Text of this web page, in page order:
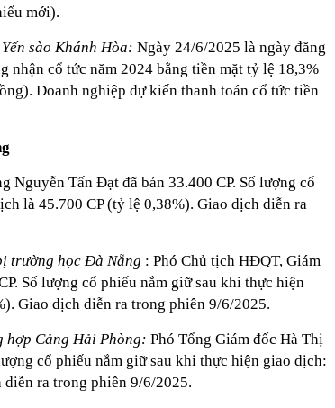
mới).
sào Khánh Hòa: Ngày 24/6/2025 là ngày đăng
nhận cổ tức năm 2024 bằng tiền mặt tỷ lệ 18,3%
Doanh nghiệp dự kiến thanh toán cổ tức tiền
Nguyễn Tấn Đạt đã bán 33.400 CP. Số lượng cổ
là 45.700 CP (tỷ lệ 0,38%). Giao dịch diễn ra
trường học Đà Nẵng : Phó Chủ tịch HĐQT, Giám
Số lượng cổ phiếu nắm giữ sau khi thực hiện
Giao dịch diễn ra trong phiên 9/6/2025.
hợp Cảng Hải Phòng: Phó Tổng Giám đốc Hà Thị
cổ phiếu nắm giữ sau khi thực hiện giao dịch:
ra trong phiên 9/6/2025.